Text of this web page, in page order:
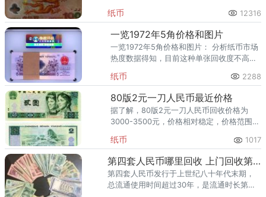
咨询和分析！
纸币 12316
一览1972年5角价格和图片
一览1972年5角价格和图片： 分析纸币市场
热度数据得知，目前这种单张回收度不高
四套人民币的捆货为面向对象。而绝品整刀
的1972年5角价格收盘范围为4000-4500元
左右，市价高于单张。
纸币 2288
80版2元一刀人民币最近价格
据了解，80版2元一刀人民币回收价格为
3000-3500元，价格相对稳定，价格范围仅
价。
纸币 1017
第四套人民币哪里回收 上门回收第四套人民币
第四套人民币发行于上世纪八十年代末期，
总流通使用时间超过30年，是流通时长第二